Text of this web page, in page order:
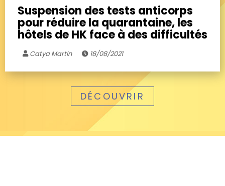
Suspension des tests anticorps
pour réduire la quarantaine, les
hôtels de HK face à des difficultés
Catya Martin 18/08/2021
DÉCOUVRIR